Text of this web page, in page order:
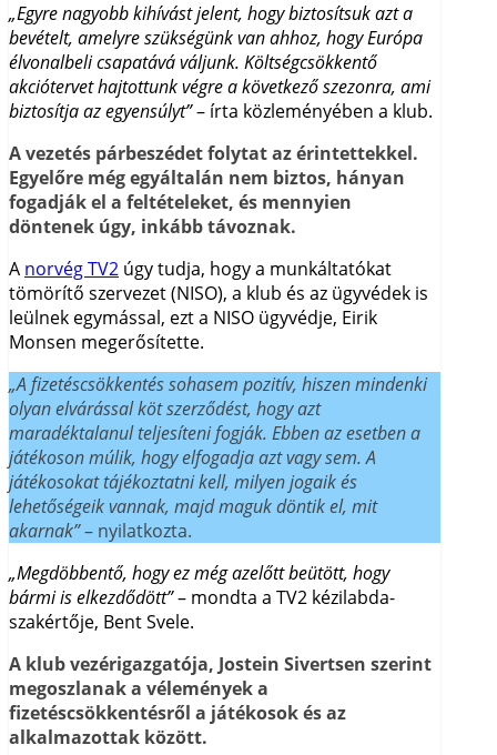
„Egyre nagyobb kihívást jelent, hogy biztosítsuk azt a
bevételt, amelyre szükségünk van ahhoz, hogy Európa
élvonalbeli csapatává váljunk. Költségcsökkentő
akciótervet hajtottunk végre a következő szezonra, ami
biztosítja az egyensúlyt”– írta közleményében a klub.
A vezetés párbeszédet folytat az érintettekkel.
Egyelőre még egyáltalán nem biztos, hányan
fogadják el a feltételeket, és mennyien
döntenek úgy, inkább távoznak.
A norvég TV2 úgy tudja, hogy a munkáltatókat
tömörítő szervezet (NISO), a klub és az ügyvédek is
leülnek egymással, ezt a NISO ügyvédje, Eirik
Monsen megerősítette.
„A fizetéscsökkentés sohasem pozitív, hiszen mindenki
olyan elvárással köt szerződést, hogy azt
maradéktalanul teljesíteni fogják. Ebben az esetben a
játékoson múlik, hogy elfogadja azt vagy sem. A
játékosokat tájékoztatni kell, milyen jogaik és
lehetőségeik vannak, majd maguk döntik el, mit
akarnak”– nyilatkozta.
„Megdöbbentő, hogy ez még azelőtt beütött, hogy
bármi is elkezdődött”– mondta a TV2 kézilabda-
szakértője, Bent Svele.
A klub vezérigazgatója, Jostein Sivertsen szerint
megoszlanak a vélemények a
fizetéscsökkentésről a játékosok és az
alkalmazottak között.